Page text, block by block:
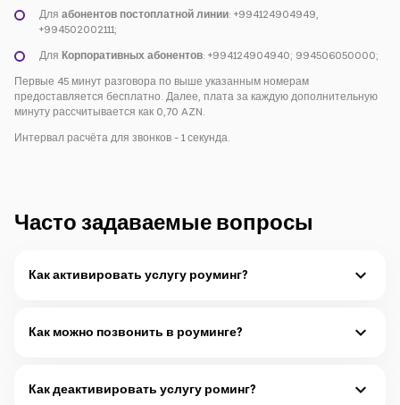
Для абонентов постоплатной линии: +994124904949,
+994502002111;
Для Корпоративных абонентов: +994124904940; 994506050000;
Первые 45 минут разговора по выше указанным номерам
предоставляется бесплатно. Далее, плата за каждую дополнительную
минуту рассчитывается как 0,70 AZN.
Интервал расчёта для звонков - 1 секунда.
Часто задаваемые вопросы
Как активировать услугу роуминг?
Как можно позвонить в роуминге?
Подробнее
Как деактивировать услугу роминг?